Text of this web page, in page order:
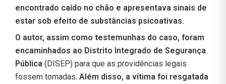
encontrado caído no chão e apresentava sinais de
estar sob efeito de substâncias psicoativas.
O autor, assim como testemunhas do caso, foram
encaminhados ao Distrito Integrado de Segurança
Pública (DISEP) para que as providências legais
fossem tomadas. Além disso, a vítima foi resgatada